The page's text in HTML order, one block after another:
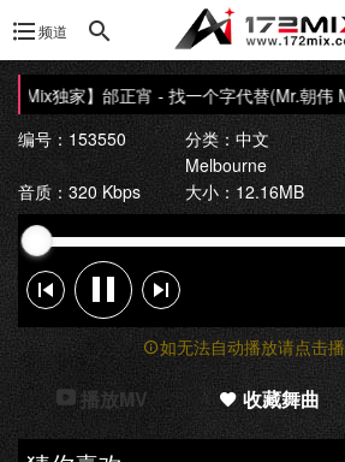
频道
独家】邰正宵 - 找一个字代替(Mr.朝伟
编号：153550
分类：中文
Melbourne
音质：320 Kbps 大小：12.16MB
如无法自动播放请点击
播放MV 收藏舞曲